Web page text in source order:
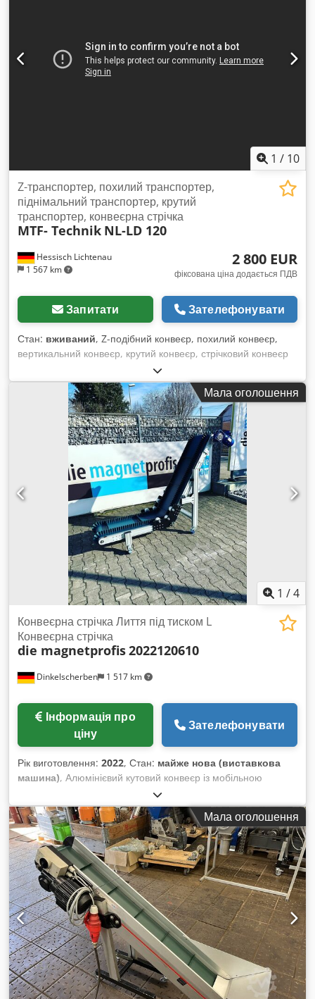
нахилу конвеєра регулюється плавно. - Гумова стрічка з
транспортними лопатками (приводами) і бічним хвилястим
краєм. - Захисні листи знімні. - Сторона вивантаження з
1 / 10
Hessisch Lichtenau
1 567 km
Z-транспортер, похилий транспортер,
піднімальний транспортер, крутий
транспортер, конвеєрна стрічка
MTF- Technik NL-LD 120
2 800 EUR
фіксована ціна додається ПДВ
Запитати Зателефонувати
Стан: вживаний, Z-подібний конвеєр, похилий конвеєр,
вертикальний конвеєр, крутий конвеєр, стрічковий конвеєр
MTF, техніка, тип NL-LD 120 Номер машини: 27237, рік
виготовлення 2014 Швидкість конвеєра: 6 м/хв. Висота
підйому: приблизно 1800 мм (нижня кромка стрічки) Ширина
конвеєра: 410 мм Відстань між приводами: кожні 300 мм
Висота приводу: 20 мм Потужність двигуна: приблизно 0,18
кВт Підключення до мережі: 400 вольт, 50 Гц - Привід через
редукторний двигун SEW з ланцюгом - Кут нахилу конвеєра
регулюється плавно - Гумова стрічка конвеєра з
приєднувальними пластинами (приводами) і бічними
хвилястими краями - Захисні пластини, що знімаються -
Вихідний бік з воронкою, діаметр 390 мм Dwedpszqvv Tsfx
Akija - Переміщується на 4 роликових опорах Необхідний
простір: довжина x ширина x висота: 4500 x 950 x 2150 мм
Вага: 280 кг У хорошому стані.
Мала оголошення
1 /4
Dinkelscherben 1 517 km
Конвеєрна стрічка Лиття під тиском L
Конвеєрна стрічка
die magnetprofis2022120610
ціну
Зателефонувати
Рік виготовлення: 2022, Стан: майже нова (виставкова
машина), Алюмінієвий кутовий конвеєр із мобільною
підставкою Горизонтальна ділянка: 1 100 мм Похилена
ділянка: 1 500 мм Кут підйому в місці згину: 60° Загальна
довжина конвеєра: 1 750 мм Висота вивантаження: близько
1 600 мм Висота горизонтальної ділянки (висота подачі):
300 мм Ширина стрічки: 500 мм PU-конвеєрна стрічка з
гребінцями та хвилястим бортом, матова, бірюзова Привід:
мотор 0,25 кВт, швидкість 0,2 м/сек Підключення: 220/240В,
50Гц, ступінь захисту IP54 Повністю готовий до
підключення, моторний контролер — опційно 4
транспортних ролики, що вільно обертаються, з фіксацією 2
хвилясті кромки розміром 50x35 мм 11 центрально
приварених гребінців T-50, крок 481 мм 2-шарова особливо
поперечно-стабільна конструкція Корисна ширина: 290 мм,
розрахунок такий: Поперечне розташування: -70+30-5+290-
Мала оголошення